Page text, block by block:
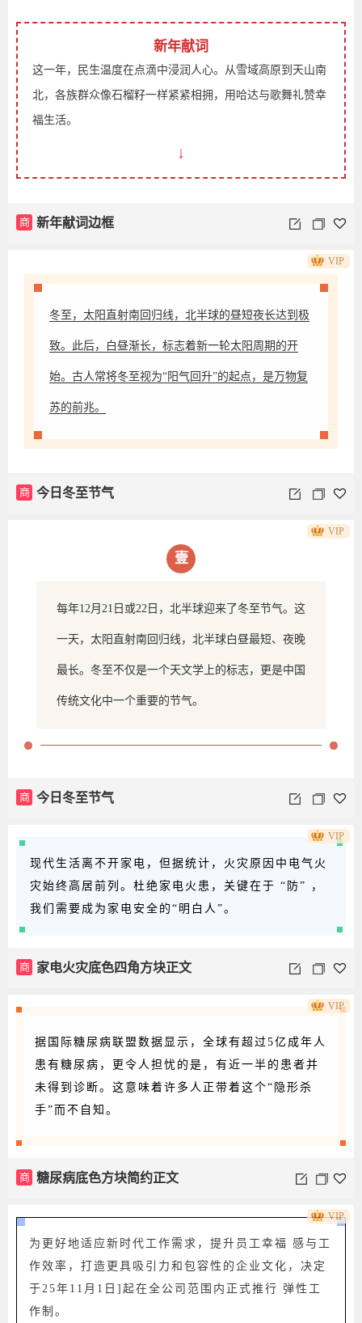
新年献词
这一年，民生温度在点滴中浸润人心。从雪域高原到天山南
北，各族群众像石榴籽一样紧紧相拥，用哈达与歌舞礼赞幸
福生活。
↓
商 新年献词边框
冬至，太阳直射南回归线，北半球的昼短夜长达到极
致。此后，白昼渐长，标志着新一轮太阳周期的开
始。古人常将冬至视为“阳气回升”的起点，是万物复
苏的前兆。
商 今日冬至节气
VIP
壹
每年12月21日或22日，北半球迎来了冬至节气。这
一天，太阳直射南回归线，北半球白昼最短、夜晚
最长。冬至不仅是一个天文学上的标志，更是中国
传统文化中一个重要的节气。
商 今日冬至节气
VIP
现代生活离不开家电，但据统计，火灾原因中电气火
灾始终高居前列。杜绝家电火患，关键在于 “防” ，
我们需要成为家电安全的“明白人”。
商 家电火灾底色四角方块正文
VIP
据国际糖尿病联盟数据显示，全球有超过5亿成年人
患有糖尿病，更令人担忧的是，有近一半的患者并
未得到诊断。这意味着许多人正带着这个“隐形杀
手”而不自知。
商 糖尿病底色方块简约正文
VIP
为更好地适应新时代工作需求，提升员工幸福 感与工
作效率，打造更具吸引力和包容性的企业文化，决定
于25年11月1日]起在全公司范围内正式推行 弹性工
作制。
VIP